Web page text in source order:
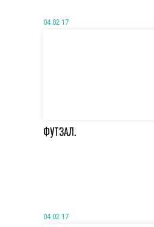
04 02 17
ФУТЗАЛ.
04 02 17